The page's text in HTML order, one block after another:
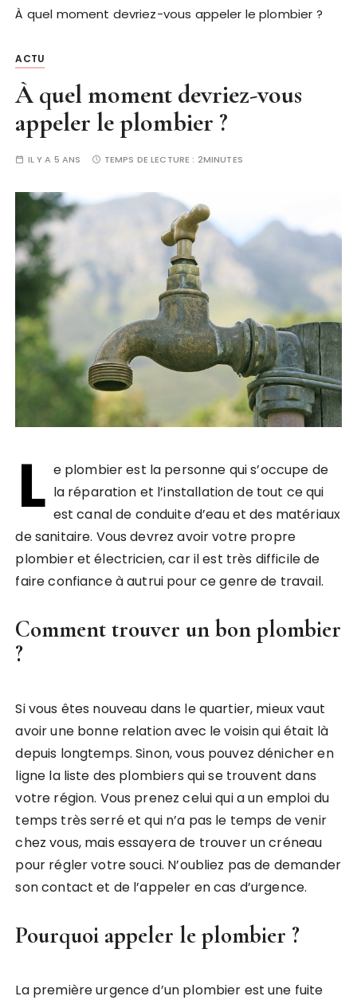
À quel moment devriez-vous appeler le plombier ?
ACTU
À quel moment devriez-vous
appeler le plombier ?
IL Y A 5 ANS TEMPS DE LECTURE : 2MINUTES
L e plombier est la personne qui s’occupe de
la réparation et l’installation de tout ce qui
est canal de conduite d’eau et des matériaux
de sanitaire. Vous devrez avoir votre propre
plombier et électricien, car il est très difficile de
faire confiance à autrui pour ce genre de travail.
Comment trouver un bon plombier
?
Si vous êtes nouveau dans le quartier, mieux vaut
avoir une bonne relation avec le voisin qui était là
depuis longtemps. Sinon, vous pouvez dénicher en
ligne la liste des plombiers qui se trouvent dans
votre région. Vous prenez celui qui a un emploi du
temps très serré et qui n’a pas le temps de venir
chez vous, mais essayera de trouver un créneau
pour régler votre souci. N’oubliez pas de demander
son contact et de l’appeler en cas d’urgence.
Pourquoi appeler le plombier ?
La première urgence d’un plombier est une fuite